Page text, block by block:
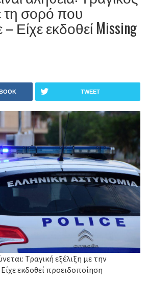
τη σορό που
Είχε εκδοθεί Missing
TWEET
Τραγική εξέλιξη με την
εκδοθεί προειδοποίηση